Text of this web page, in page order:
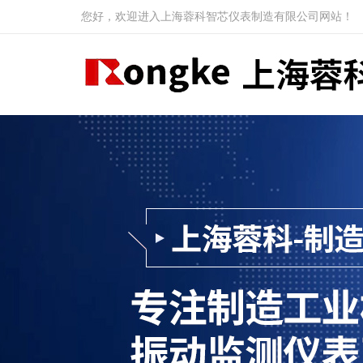
您好，欢迎进入上海蓉科智芯仪表制造有限公司网站！